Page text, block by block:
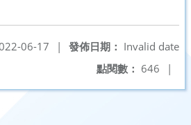
發佈日期： Invalid date
06-17
|
點閱數： 646 |